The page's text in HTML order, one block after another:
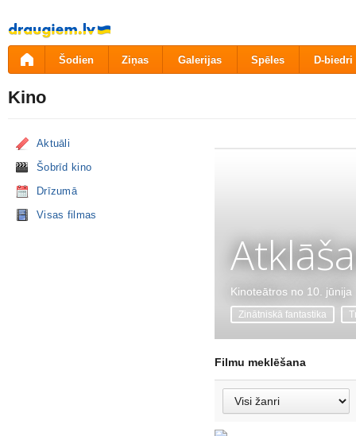
Pāriet
uz
saturu
Šodien Ziņas Galerijas Spēles D-biedri
Kino
Aktuāli
Šobrīd kino
Drīzumā
Visas filmas
Kinoteātros no 10. jūnija
Zinātniskā fantastika
Filmu meklēšana